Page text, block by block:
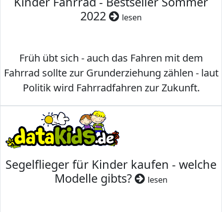
2022
lesen
Früh übt sich - auch das Fahren mit dem
Fahrrad sollte zur Grunderziehung zählen - laut
Politik wird Fahrradfahren zur Zukunft.
Segelflieger für Kinder kaufen - welche
Modelle gibts?
lesen